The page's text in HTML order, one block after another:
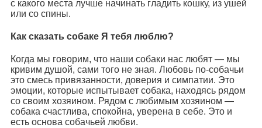
с какого места лучше начинать гладить кошку, из ушей
или со спины.
Как сказать собаке Я тебя люблю?
Когда мы говорим, что наши собаки нас любят — мы
кривим душой, сами того не зная. Любовь по-собачьи
это смесь привязанности, доверия и симпатии. Это
эмоции, которые испытывает собака, находясь рядом
со своим хозяином. Рядом с любимым хозяином —
собака счастлива, спокойна, уверена в себе. Это и
есть основа собачьей любви.